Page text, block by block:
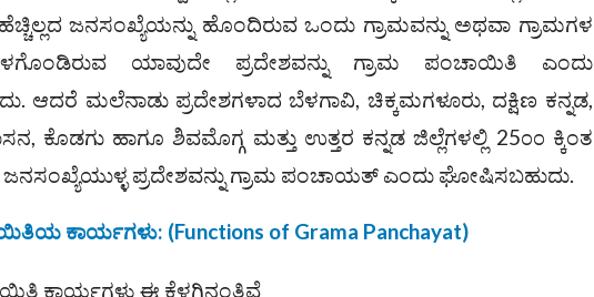
ಹೆಚ್ಚಿಲ್ಲದ ಜನಸಂಖ್ಯೆಯನ್ನು ಹೊಂದಿರುವ ಒಂದು ಗ್ರಾಮವನ್ನು ಅಥವಾ ಗ್ರಾಮಗಳ
ಯಾವುದೇ ಪ್ರದೇಶವನ್ನು ಗ್ರಾಮ ಪಂಚಾಯಿತಿ ಎಂದು
ಆದರೆ ಮಲೆನಾಡು ಪ್ರದೇಶಗಳಾದ ಬೆಳಗಾವಿ, ಚಿಕ್ಕಮಗಳೂರು, ದಕ್ಷಿಣ ಕನ್ನಡ,
ಕೊಡಗು ಹಾಗೂ ಶಿವಮೊಗ್ಗ ಮತ್ತು ಉತ್ತರ ಕನ್ನಡ ಜಿಲ್ಲೆಗಳಲ್ಲಿ 25೦೦ ಕ್ಕಿಂತ
ಪ್ರದೇಶವನ್ನು ಗ್ರಾಮ ಪಂಚಾಯತ್‌ ಎಂದು ಘೋಷಿಸಬಹುದು.
ಕಾರ್ಯಗಳು: (Functions of Grama Panchayat)
ಕಾರ್ಯಗಳು ಈ ಕೆಳಗಿನಂತಿವೆ